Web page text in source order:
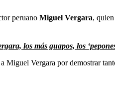
peruano Miguel Vergara,
los más guapos, los
Miguel Vergara por demostrar